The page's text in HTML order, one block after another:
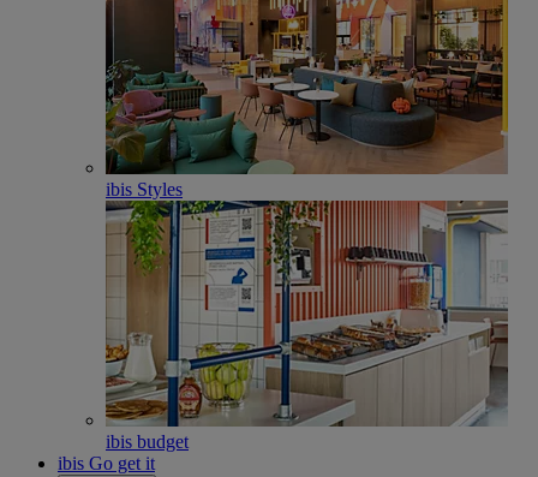
ibis Styles
ibis budget
ibis Go get it